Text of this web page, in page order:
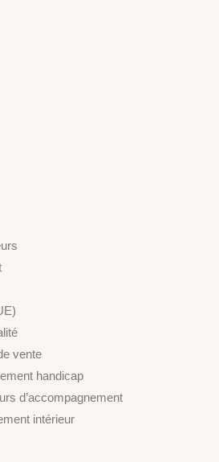
vente
handicap
d’accompagnement
intérieur